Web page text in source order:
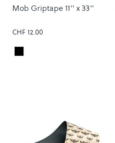
Mob Griptape 11'' x 33''
CHF 12.00
Colour
Black